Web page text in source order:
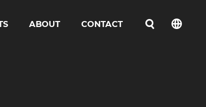
ABOUT CONTACT
언어선택